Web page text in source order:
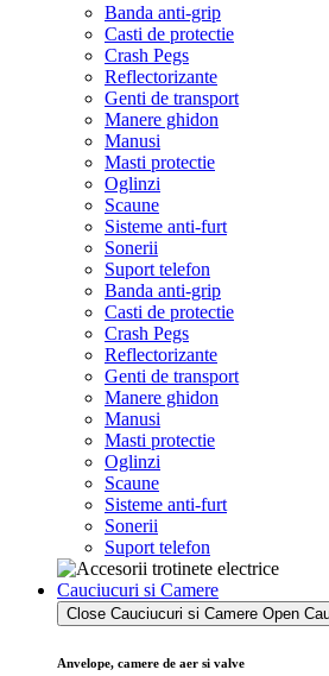
Banda anti-grip
Casti de protectie
Crash Pegs
Reflectorizante
Genti de transport
Manere ghidon
Manusi
Masti protectie
Oglinzi
Scaune
Sisteme anti-furt
Sonerii
Suport telefon
Banda anti-grip
Casti de protectie
Crash Pegs
Reflectorizante
Genti de transport
Manere ghidon
Manusi
Masti protectie
Oglinzi
Scaune
Sisteme anti-furt
Sonerii
Suport telefon
Cauciucuri si Camere
Close Cauciucuri si Camere Open
Anvelope, camere de aer si valve